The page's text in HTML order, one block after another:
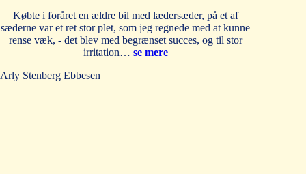
Købte i foråret en ældre bil med lædersæder, på et af
sæderne var et ret stor plet, som jeg regnede med at kunne
rense væk, - det blev med begrænset succes, og til stor
irritation… se mere
Arly Stenberg Ebbesen